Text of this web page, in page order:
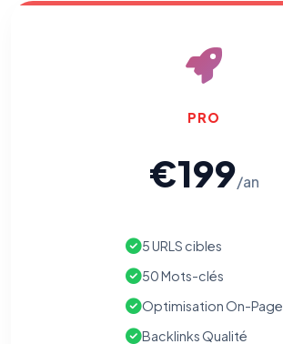
PRO
€199/an
5 URLS cibles
50 Mots-clés
Optimisation On-Page
Backlinks Qualité